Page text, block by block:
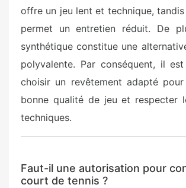
offre un jeu lent et technique,
permet un entretien réduit. De
synthétique constitue une
polyvalente. Par conséquent, il
choisir un revêtement adapté
bonne qualité de jeu et respecter
techniques.
Faut-il une autorisation pour
court de tennis ?